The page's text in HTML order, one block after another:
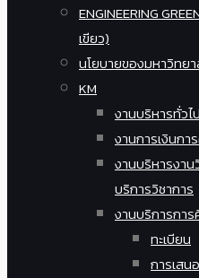
ENGINEERING
เขียว)
นโยบายของมหาวิทยา
KM
งานบริหารทั่วไป
งานการเงินกา
งานบริหารงา
บริการวิชาการ
งานบริการการ
ทะเบียน
การเส